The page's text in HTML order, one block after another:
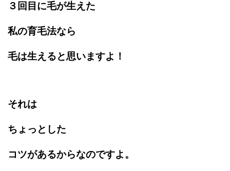
３回目に毛が生えた
私の育毛法なら
毛は生えると思いますよ！
それは
ちょっとした
コツがあるからなのですよ。